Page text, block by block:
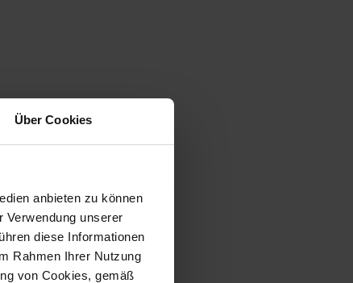
Über Cookies
anbieten zu können
Verwendung unserer
diese Informationen
Rahmen Ihrer Nutzung
von Cookies, gemäß